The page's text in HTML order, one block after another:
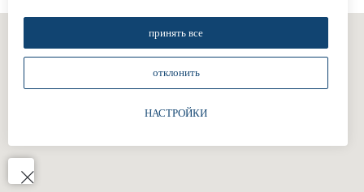
принять все
отклонить
НАСТРОЙКИ